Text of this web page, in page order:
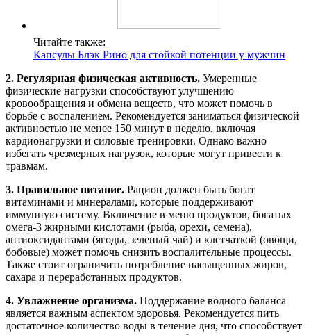
Читайте также:
Капсулы Блэк Рино для стойкой потенции у мужчин
2. Регулярная физическая активность. Умеренные
физические нагрузки способствуют улучшению
кровообращения и обмена веществ, что может помочь в
борьбе с воспалением. Рекомендуется заниматься физической
активностью не менее 150 минут в неделю, включая
кардионагрузки и силовые тренировки. Однако важно
избегать чрезмерных нагрузок, которые могут привести к
травмам.
3. Правильное питание. Рацион должен быть богат
витаминами и минералами, которые поддерживают
иммунную систему. Включение в меню продуктов, богатых
омега-3 жирными кислотами (рыба, орехи, семена),
антиоксидантами (ягоды, зеленый чай) и клетчаткой (овощи,
бобовые) может помочь снизить воспалительные процессы.
Также стоит ограничить потребление насыщенных жиров,
сахара и переработанных продуктов.
4. Увлажнение организма. Поддержание водного баланса
является важным аспектом здоровья. Рекомендуется пить
достаточное количество воды в течение дня, что способствует